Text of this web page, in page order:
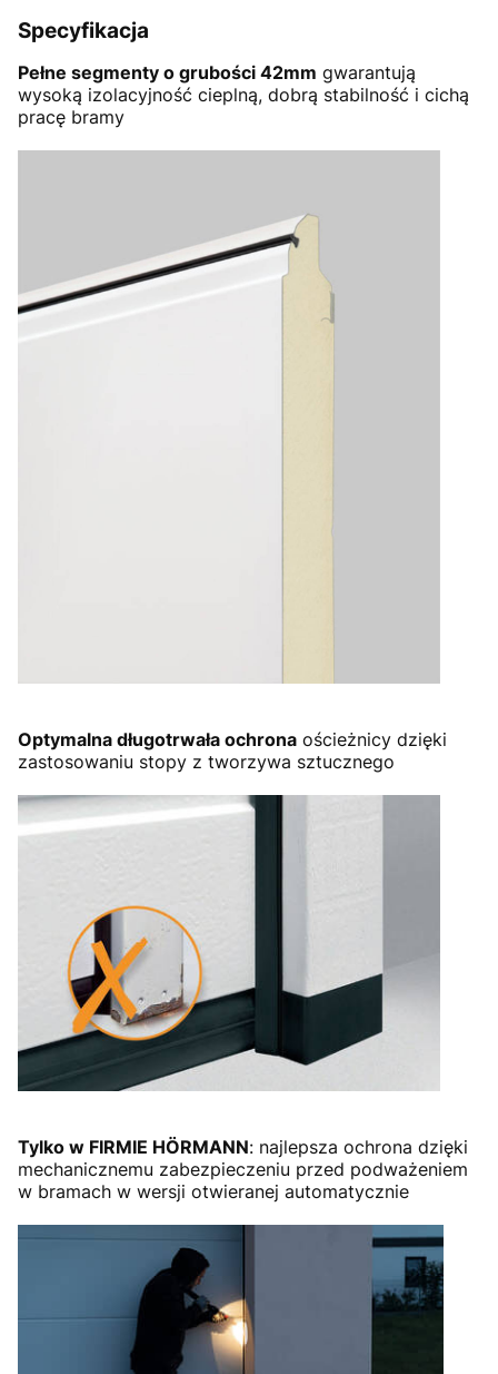
Specyfikacja
Pełne segmenty o grubości 42mm gwarantują
wysoką izolacyjność cieplną, dobrą stabilność i cichą
pracę bramy
Optymalna długotrwała ochrona ościeżnicy dzięki
zastosowaniu stopy z tworzywa sztucznego
Tylko w FIRMIE HÖRMANN: najlepsza ochrona dzięki
mechanicznemu zabezpieczeniu przed podważeniem
w bramach w wersji otwieranej automatycznie